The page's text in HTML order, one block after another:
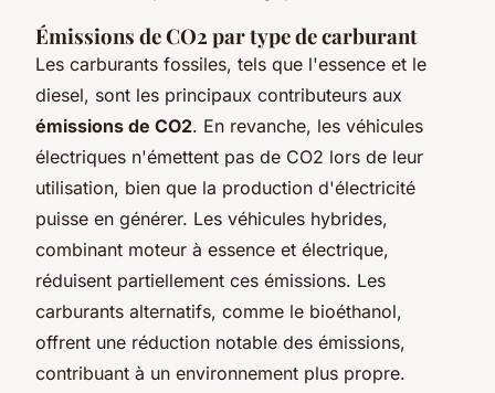
Émissions de CO2 par type de carburant
Les carburants fossiles, tels que l'essence et le
diesel, sont les principaux contributeurs aux
émissions de CO2. En revanche, les véhicules
électriques n'émettent pas de CO2 lors de leur
utilisation, bien que la production d'électricité
puisse en générer. Les véhicules hybrides,
combinant moteur à essence et électrique,
réduisent partiellement ces émissions. Les
carburants alternatifs, comme le bioéthanol,
offrent une réduction notable des émissions,
contribuant à un environnement plus propre.